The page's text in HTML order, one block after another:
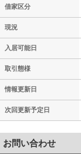
借家区分
現況
入居可能日
取引態様
情報更新日
次回更新予定日
お問い合わせ